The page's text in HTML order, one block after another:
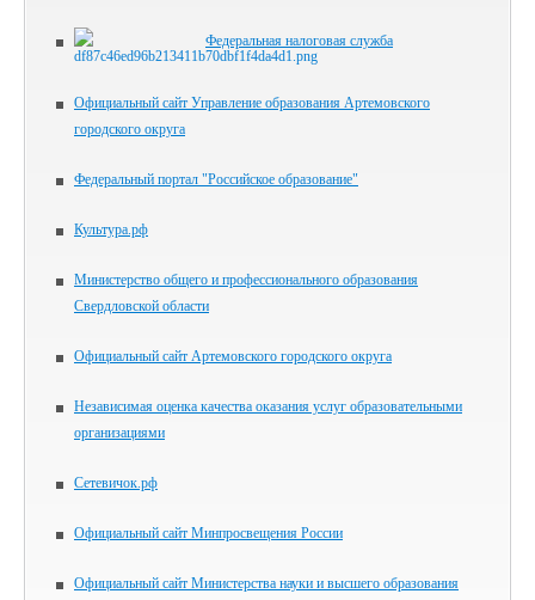
Федеральная налоговая служба
Официальный сайт Управление образования Артемовского
городского округа
Федеральный портал "Российское образование"
Культура.рф
Министерство общего и профессионального образования
Свердловской области
Официальный сайт Артемовского городского округа
Независимая оценка качества оказания услуг образовательными
организациями
Сетевичок.рф
Официальный сайт Минпросвещения России
Официальный сайт Министерства науки и высшего образования